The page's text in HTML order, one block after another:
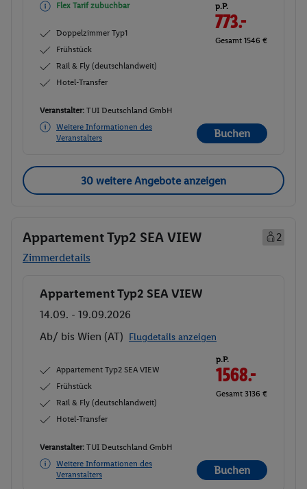
Flex Tarif zubuchbar
Doppelzimmer Typ1
Frühstück
Rail & Fly (deutschlandweit)
Hotel-Transfer
p.P.
773.-
Gesamt 1546 €
Veranstalter: TUI Deutschland GmbH
Weitere Informationen des
Veranstalters
Buchen
30 weitere Angebote anzeigen
Appartement Typ2 SEA VIEW
2
Zimmerdetails
Buchen
Appartement Typ2 SEA VIEW
14.09. - 19.09.2026
Ab/ bis Wien (AT) Flugdetails anzeigen
Appartement Typ2 SEA VIEW
Frühstück
Rail & Fly (deutschlandweit)
Hotel-Transfer
p.P.
1568.-
Gesamt 3136 €
Veranstalter: TUI Deutschland GmbH
Weitere Informationen des
Veranstalters
Buchen